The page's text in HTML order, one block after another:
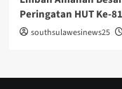
Peringatan HUT Ke-
southsulawesinews25